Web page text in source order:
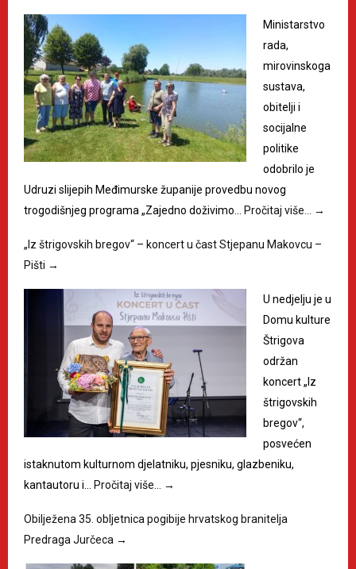
Ministarstvo
rada,
mirovinskoga
sustava,
obitelji i
socijalne
politike
odobrilo je
Udruzi slijepih Međimurske županije provedbu novog
trogodišnjeg programa „Zajedno doživimo… Pročitaj više… →
„Iz štrigovskih bregov“ – koncert u čast Stjepanu Makovcu –
Pišti →
U nedjelju je u
Domu kulture
Štrigova
održan
koncert „Iz
štrigovskih
bregov“,
posvećen
istaknutom kulturnom djelatniku, pjesniku, glazbeniku,
kantautoru i… Pročitaj više… →
Obilježena 35. obljetnica pogibije hrvatskog branitelja
Predraga Jurčeca →